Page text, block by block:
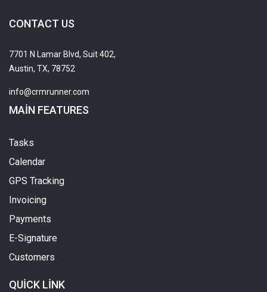
CONTACT US
7701 N Lamar Blvd, Suit 402,
Austin, TX, 78752
info@crmrunner.com
MAIN FEATURES
Tasks
Calendar
GPS Tracking
Invoicing
Payments
E-Signature
Customers
QUICK LINK